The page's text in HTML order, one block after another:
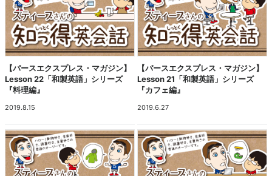
【パースエクスプレス・マガジン】
Lesson 22「和製英語」シリーズ
『料理編』
2019.8.15
【パースエクスプレス・マガジン】
Lesson 21「和製英語」シリーズ
『カフェ編』
2019.6.27